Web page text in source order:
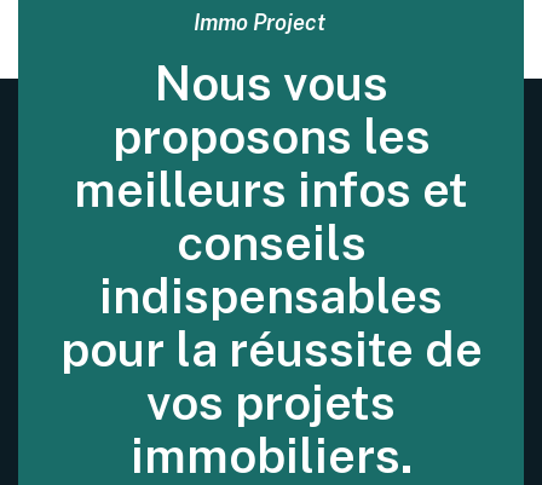
Immo Project
Nous vous
proposons les
meilleurs infos et
conseils
indispensables
pour la réussite de
vos projets
immobiliers.